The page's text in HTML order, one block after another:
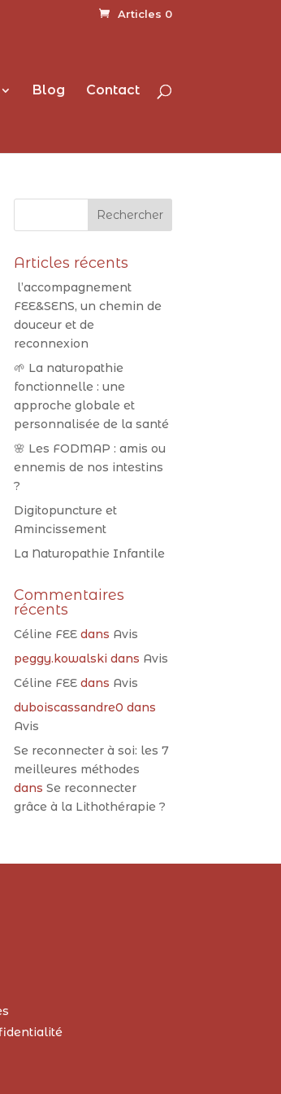
Articles 0
Blog Contact
Articles récents
l’accompagnement
FEE&SENS, un chemin de
douceur et de
reconnexion
🌱 La naturopathie
fonctionnelle : une
approche globale et
personnalisée de la santé
🌸 Les FODMAP : amis ou
ennemis de nos intestins
?
Digitopuncture et
Amincissement
La Naturopathie Infantile
Commentaires
récents
Céline FEE dans Avis
peggy.kowalski dans Avis
Céline FEE dans Avis
duboiscassandre0 dans
Avis
Se reconnecter à soi: les 7
meilleures méthodes
dansSe reconnecter
grâce à la Lithothérapie ?